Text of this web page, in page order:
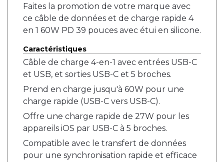
Faites la promotion de votre marque avec
ce câble de données et de charge rapide 4
en 1 60W PD 39 pouces avec étui en silicone.
Caractéristiques
Câble de charge 4-en-1 avec entrées USB-C
et USB, et sorties USB-C et 5 broches.
Prend en charge jusqu'à 60W pour une
charge rapide (USB-C vers USB-C).
Offre une charge rapide de 27W pour les
appareils iOS par USB-C à 5 broches.
Compatible avec le transfert de données
pour une synchronisation rapide et efficace